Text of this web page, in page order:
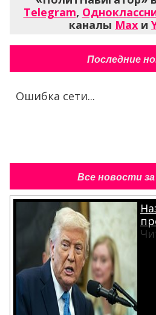
Telegram,
каналы Max и
Последние
Ошибка сети...
Все новости за